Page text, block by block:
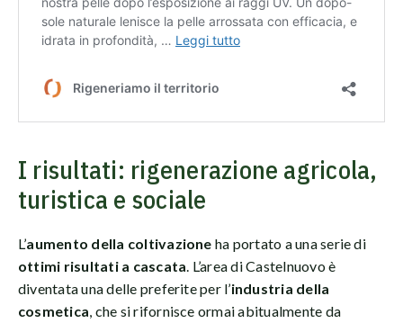
I risultati: rigenerazione agricola,
turistica e sociale
L’aumento della coltivazione ha portato a una serie di
ottimi risultati a cascata . L’area di Castelnuovo è
diventata una delle preferite per l’industria della
cosmetica , che si rifornisce ormai abitualmente da